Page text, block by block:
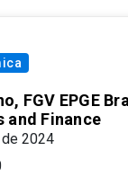
FGV EPGE
and Finance
2024